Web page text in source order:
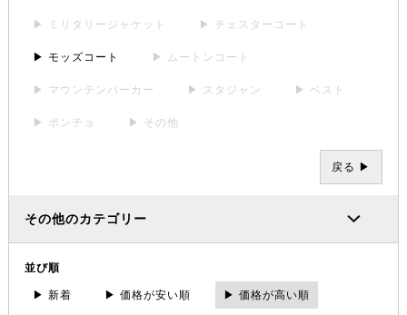
▶ ミリタリージャケット ▶ チェスターコート
▶ モッズコート ▶ ムートンコート
▶ マウンテンパーカー ▶ スタジャン ▶ ベスト
▶ ポンチョ ▶ その他
戻る ▶
その他のカテゴリー
並び順
▶ 新着 ▶ 価格が安い順 ▶ 価格が高い順